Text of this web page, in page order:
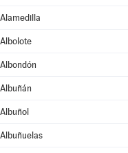
Alamedilla
Albolote
Albondón
Albuñán
Albuñol
Albuñuelas